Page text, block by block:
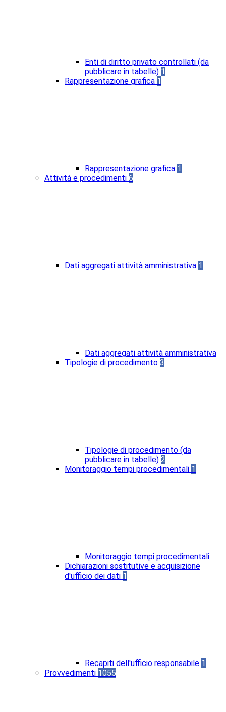
Enti di diritto privato controllati (da
pubblicare in tabelle) 1
Rappresentazione grafica 1
Rappresentazione grafica 1
Attività e procedimenti 6
Dati aggregati attività amministrativa 1
Dati aggregati attività amministrativa
Tipologie di procedimento 3
Tipologie di procedimento (da
pubblicare in tabelle) 2
Monitoraggio tempi procedimentali 1
Monitoraggio tempi procedimentali
Dichiarazioni sostitutive e acquisizione
d'ufficio dei dati 1
Recapiti dell'ufficio responsabile 1
Provvedimenti 1055